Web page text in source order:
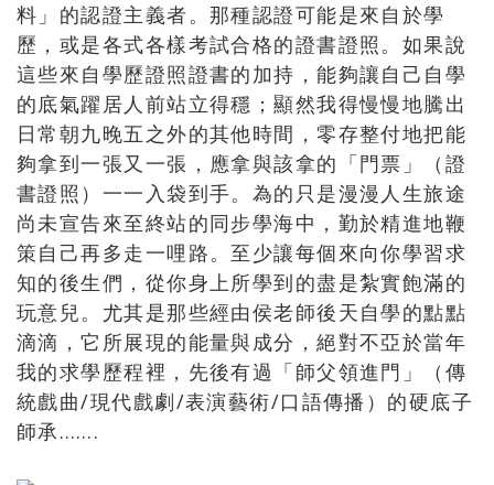
料」的認證主義者。那種認證可能是來自於學
歷，或是各式各樣考試合格的證書證照。如果說
這些來自學歷證照證書的加持，能夠讓自己自學
的底氣躍居人前站立得穩；顯然我得慢慢地騰出
日常朝九晚五之外的其他時間，零存整付地把能
夠拿到一張又一張，應拿與該拿的「門票」（證
書證照）一一入袋到手。為的只是漫漫人生旅途
尚未宣告來至終站的同步學海中，勤於精進地鞭
策自己再多走一哩路。至少讓每個來向你學習求
知的後生們，從你身上所學到的盡是紮實飽滿的
玩意兒。尤其是那些經由侯老師後天自學的點點
滴滴，它所展現的能量與成分，絕對不亞於當年
我的求學歷程裡，先後有過「師父領進門」（傳
統戲曲/現代戲劇/表演藝術/口語傳播）的硬底子
師承…….